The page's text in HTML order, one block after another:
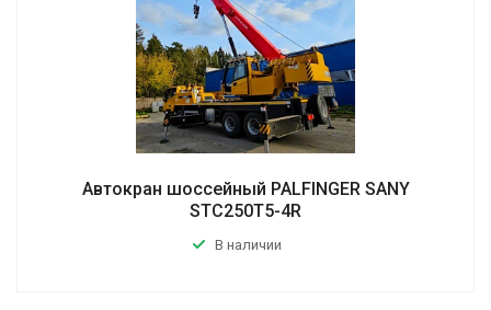
Автокран шоссейный PALFINGER SANY
STC250Т5-4R
В наличии